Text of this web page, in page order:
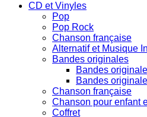
CD et Vinyles
Pop
Pop Rock
Chanson française
Alternatif et Musique
Bandes originales
Bandes
Bandes
Chanson française
Chanson pour enfant
Coffret